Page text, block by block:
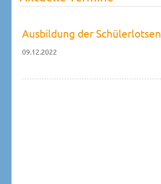
Ausbildung der Schülerlotsen
09.12.2022